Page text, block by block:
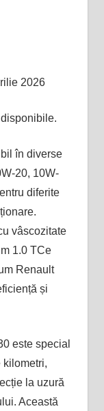
2026
în diverse
20, 10W-
diferite
vâscozitate
1.0 TCe
Renault
și
este special
kilometri,
la uzură
Această